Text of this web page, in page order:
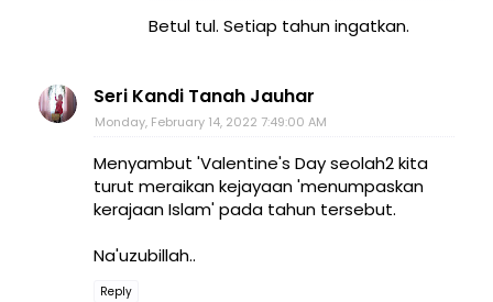
Betul tul. Setiap tahun ingatkan.
Seri Kandi Tanah Jauhar
Monday, February 14, 2022 7:49:00 AM
Menyambut 'Valentine's Day seolah2 kita
turut meraikan kejayaan 'menumpaskan
kerajaan Islam' pada tahun tersebut.
Na'uzubillah..
Reply